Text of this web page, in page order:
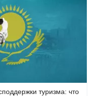
туризма: что